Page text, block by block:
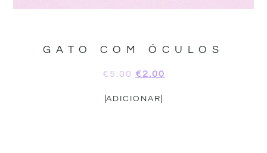
GATO COM ÓCULOS
€ 5.00 €2.00
ADICIONAR